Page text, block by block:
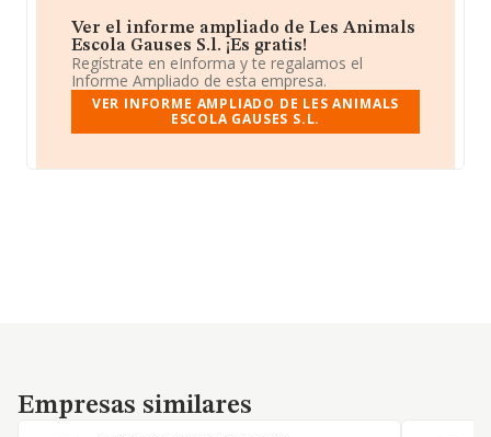
Ver el informe ampliado de Les Animals
Escola Gauses S.l. ¡Es gratis!
Regístrate en eInforma y te regalamos el
Informe Ampliado de esta empresa.
VER INFORME AMPLIADO DE LES ANIMALS
ESCOLA GAUSES S.L.
Empresas similares
Empresas similares